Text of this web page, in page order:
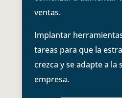
ventas.
Implantar
tareas para que la
crezca y se adapte a la
empresa.